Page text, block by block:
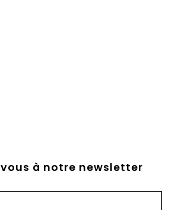
à notre newsletter